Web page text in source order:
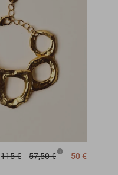
115 € 57,50 € 50 €